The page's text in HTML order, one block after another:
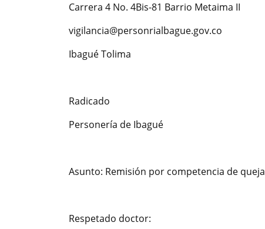
Carrera 4 No. 4Bis-81 Barrio Metaima II
vigilancia@personrialbague.gov.co
Ibagué Tolima
Radicado
Personería de Ibagué
Asunto: Remisión por competencia de queja
Respetado doctor: